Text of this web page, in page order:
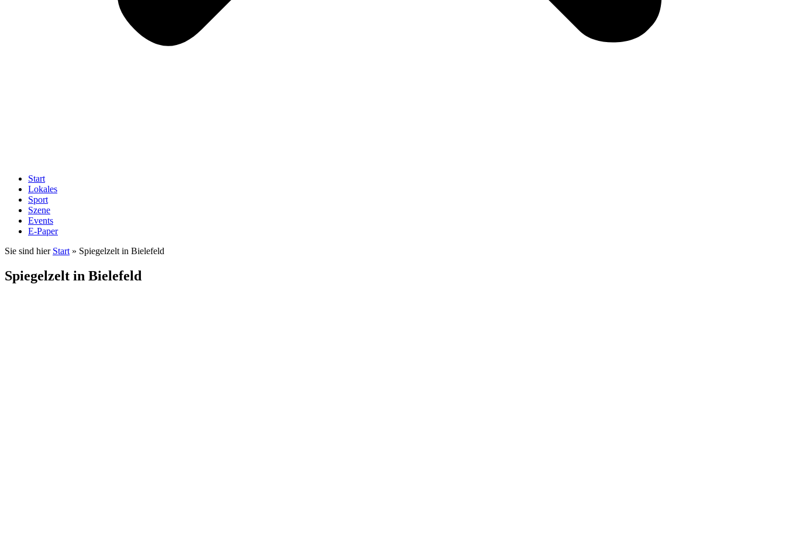
Start
Lokales
Sport
Szene
Events
E-Paper
Sie sind hier Start » Spiegelzelt in Bielefeld
Spiegelzelt in Bielefeld